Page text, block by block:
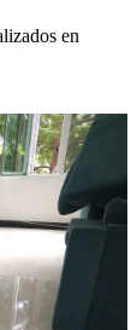
en